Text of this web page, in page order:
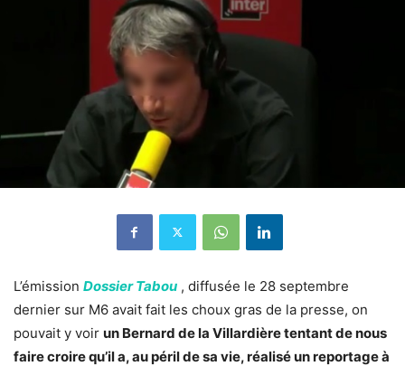
L’émission Dossier Tabou , diffusée le 28 septembre
dernier sur M6 avait fait les choux gras de la presse, on
pouvait y voir un Bernard de la Villardière tentant de nous
faire croire qu’il a, au péril de sa vie, réalisé un reportage à